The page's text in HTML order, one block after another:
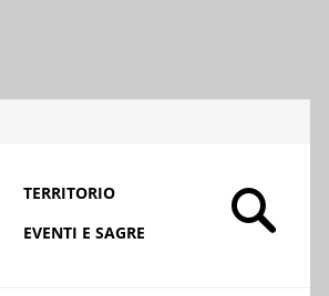
TERRITORIO
EVENTI E SAGRE